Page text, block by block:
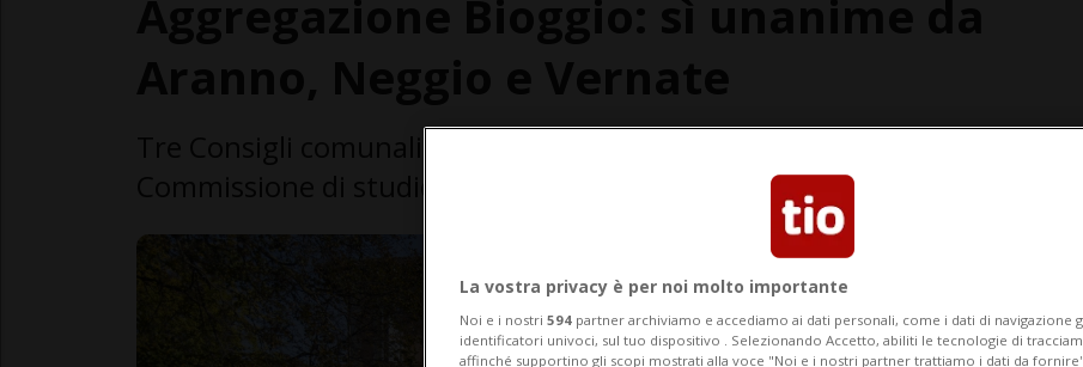
Commissione di studio relativo all’aggregazione.
La vostra privacy è per noi molto importante
Noi e i nostri 594 partner archiviamo e accediamo ai dati personali, come i dati di navigazione
identificatori univoci, sul tuo dispositivo . Selezionando Accetto, abiliti le tecnologie di
affinché supportino gli scopi mostrati alla voce "Noi e i nostri partner trattiamo i dati da